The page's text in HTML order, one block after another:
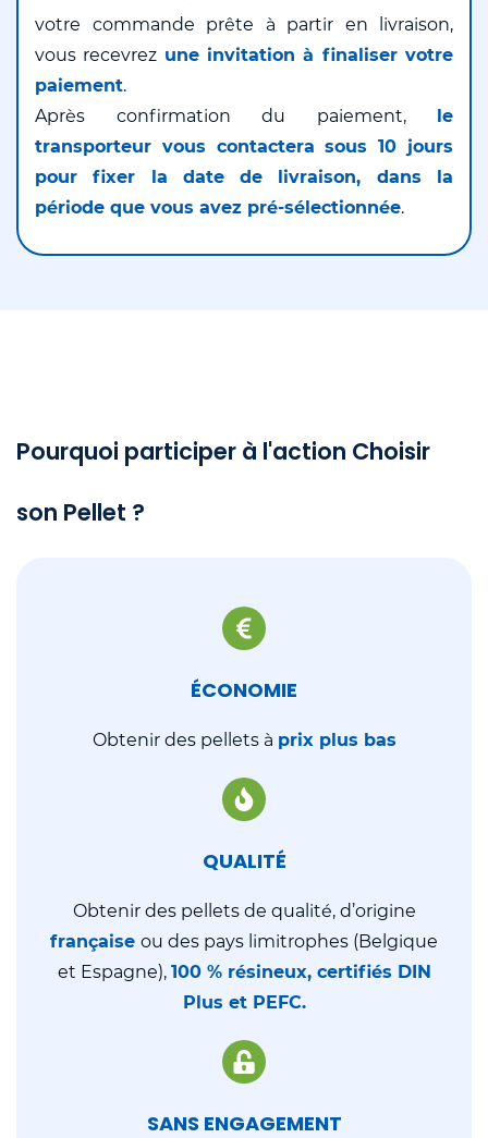
votre commande prête à partir en livraison,
vous recevrez une invitation à finaliser votre
paiement.
Après confirmation du paiement, le
transporteur vous contactera sous 10 jours
pour fixer la date de livraison, dans la
période que vous avez pré-sélectionnée.
Pourquoi participer à l'action Choisir
son Pellet ?
ÉCONOMIE
Obtenir des pellets à prix plus bas
QUALITÉ
Obtenir des pellets de qualité, d’origine
française ou des pays limitrophes (Belgique
et Espagne), 100 % résineux, certifiés DIN
Plus et PEFC.
SANS ENGAGEMENT